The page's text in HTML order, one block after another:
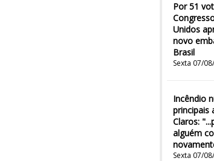
Por 51
Unidos
novo
Brasil
Sexta 07/
Incêndio
principais
Claros:
alguém
Sexta 07/